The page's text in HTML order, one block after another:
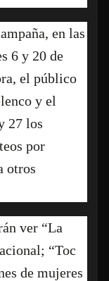
en las
6 y 20 de
el público
y el
27 los
por
otros
ver “La
“Toc
de mujeres